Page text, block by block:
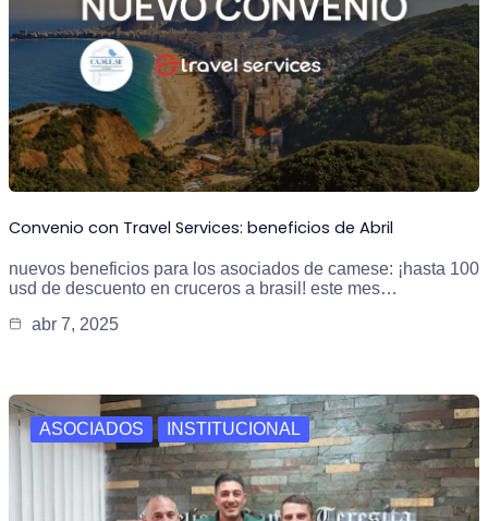
Convenio con Travel Services: beneficios de Abril
nuevos beneficios para los asociados de camese: ¡hasta 100
usd de descuento en cruceros a brasil! este mes…
abr 7, 2025
ASOCIADOS INSTITUCIONAL